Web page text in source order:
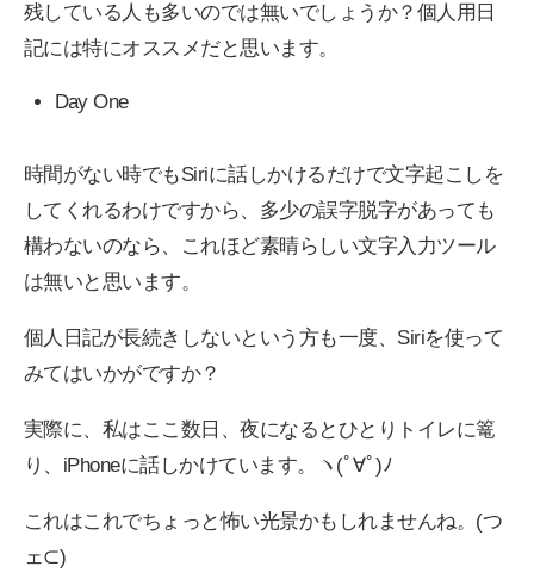
残している人も多いのでは無いでしょうか？個人用日
記には特にオススメだと思います。
Day One
時間がない時でもSiriに話しかけるだけで文字起こしを
してくれるわけですから、多少の誤字脱字があっても
構わないのなら、これほど素晴らしい文字入力ツール
は無いと思います。
個人日記が長続きしないという方も一度、Siriを使って
みてはいかがですか？
実際に、私はここ数日、夜になるとひとりトイレに篭
り、iPhoneに話しかけています。ヽ(ﾟ∀ﾟ)ﾉ
これはこれでちょっと怖い光景かもしれませんね。(つ
ェ⊂)